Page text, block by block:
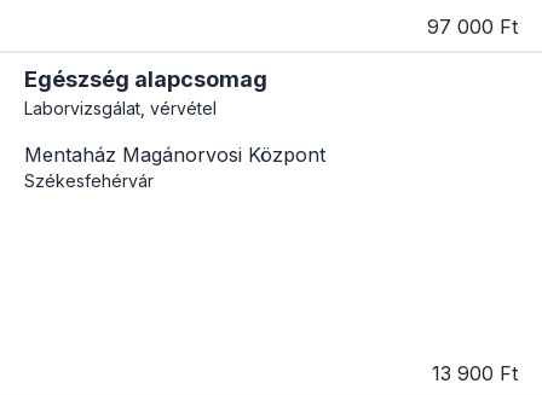
97 000 Ft
Egészség alapcsomag
Laborvizsgálat, vérvétel
Mentaház Magánorvosi Központ
Székesfehérvár
13 900 Ft